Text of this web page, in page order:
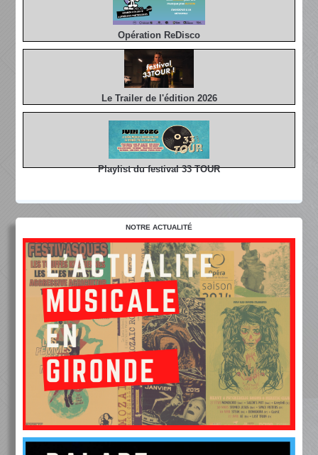
Opération ReDisco
Le Trailer de l'édition 2026
Playlist du festival 33 TOUR
NOTRE ACTUALITÉ